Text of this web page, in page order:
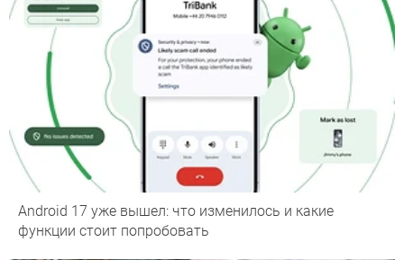
Android 17 уже вышел: что изменилось и какие
функции стоит попробовать